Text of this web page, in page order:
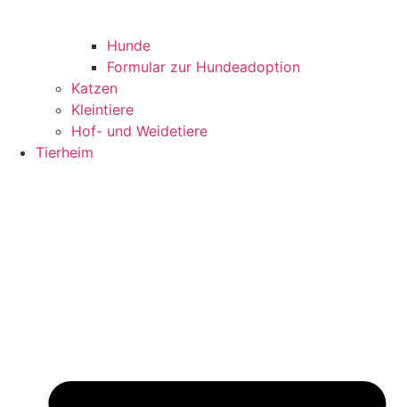
Hunde
Formular zur Hundeadoption
Katzen
Kleintiere
Hof- und Weidetiere
Tierheim